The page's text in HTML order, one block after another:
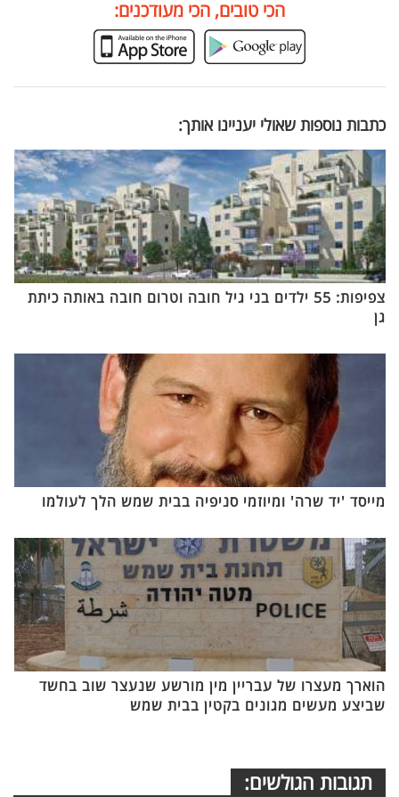
הכי טובים, הכי מעודכנים:
כתבות נוספות שאולי יעניינו אותך:
צפיפות: 55 ילדים בני גיל חובה וטרום חובה באותה כיתת
גן
מייסד 'יד שרה' ומיוזמי סניפיה בבית שמש הלך לעולמו
הוארך מעצרו של עבריין מין מורשע שנעצר שוב בחשד
שביצע מעשים מגונים בקטין בבית שמש
תגובות הגולשים: